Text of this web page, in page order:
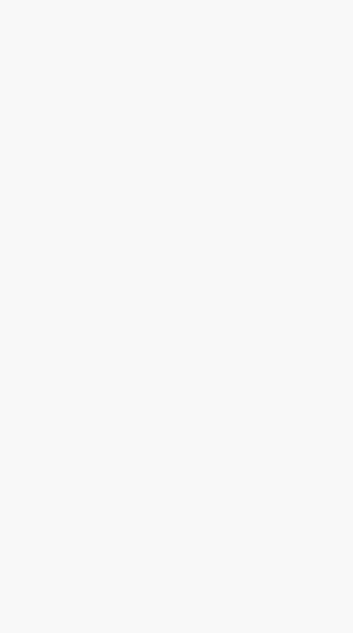
langsamer vorangeht als gedacht, war in den vergangenen
Ursache ans Licht gebracht.
wie sie etwa als Trojaner, Rootkit oder Maleware
Winkler
ist das bei den neuen, Luxviren genannten Schädlingen, völlig
in den Glasfaserkabeln. “Das an sich ist nicht sonderlich
gering ist.” Dennoch gehen die Luxviren
könnte: Angegriffen werden elektronische Systeme dort, was
Elektronengitter, die nach und nach zum Ausfall der Anlagen
Kupferkabel erweisen sich als ebenso gegen Luxviren resistent
speziellen Computervirus so gesehen der Saft abgedreht.”
wird jedoch, dass die Viren nach der Wiederinbetriebnahme
kurzwelliges Licht verzichtet und dieses durch Licht aus dem
nicht auf Infrarot-Licht ausgerichtet und müsste samst
– ein
Organismen aus dem Bereich der Photosynthese, die bei der